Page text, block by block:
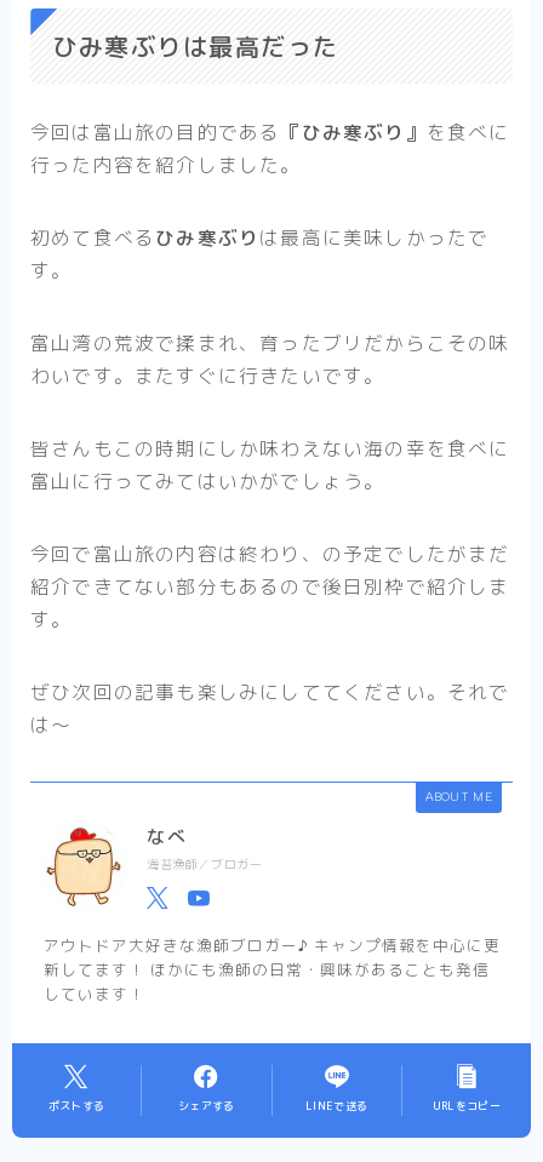
ひみ寒ぶりは最高だった
今回は富山旅の目的である 『ひみ寒ぶり』 を食べに
行った内容を紹介しました。
初めて食べる ひみ寒ぶり は最高に美味しかったで
す。
富山湾の荒波で揉まれ、育ったブリだからこその味
わいです。またすぐに行きたいです。
皆さんもこの時期にしか味わえない海の幸を食べに
富山に行ってみてはいかがでしょう。
今回で富山旅の内容は終わり、の予定でしたがまだ
紹介できてない部分もあるので後日別枠で紹介しま
す。
ぜひ次回の記事も楽しみにしててください。それで
は〜
ABOUT ME
なべ
海苔漁師／ブロガー
アウトドア大好きな漁師ブロガー♪ キャンプ情報を中心に更
新してます！ ほかにも漁師の日常・興味があることも発信
しています！
ポストする シェアする LINEで送る URLをコピー